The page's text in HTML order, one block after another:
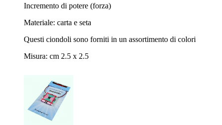
Incremento di potere (forza)
Materiale: carta e seta
Questi ciondoli sono forniti in un assortimento di colori
Misura: cm 2.5 x 2.5